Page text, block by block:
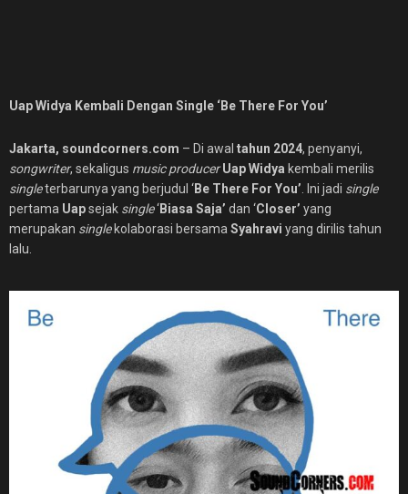
Uap Widya Kembali Dengan Single ‘Be There For You’
Jakarta, soundcorners.com – Di awal tahun 2024, penyanyi,
songwriter, sekaligus music producer Uap Widya kembali merilis
singleterbarunya yang berjudul ‘Be There For You’ . Ini jadi single
pertama Uapsejak single‘Biasa Saja’ dan ‘Closer’ yang
merupakan singlekolaborasi bersama Syahravi yang dirilis tahun
lalu.